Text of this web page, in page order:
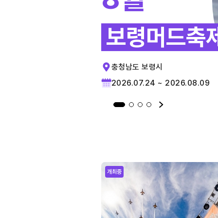
보령머드축
충청남도 보령시
2026.07.24 ~ 2026.08.09
개최중